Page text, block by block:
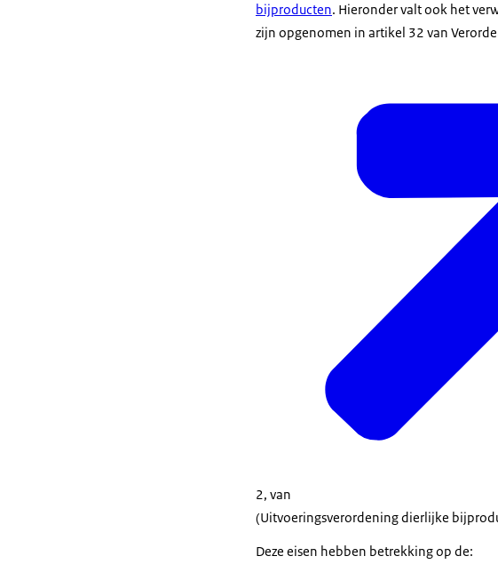
bijproducten. Hieronder valt ook het
zijn opgenomen in artikel 32 van
2, van
(Uitvoeringsverordening dierlijke
Deze eisen hebben betrekking op de: